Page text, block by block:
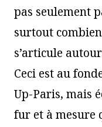
pas seulement
surtout
s’articule
Ceci est au
Up-Paris, mais
fur et à mesure